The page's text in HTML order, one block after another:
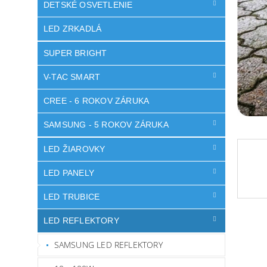
DETSKÉ OSVETLENIE
LED ZRKADLÁ
SUPER BRIGHT
V-TAC SMART
CREE - 6 ROKOV ZÁRUKA
SAMSUNG - 5 ROKOV ZÁRUKA
LED ŽIAROVKY
LED PANELY
LED TRUBICE
LED REFLEKTORY
SAMSUNG LED REFLEKTORY